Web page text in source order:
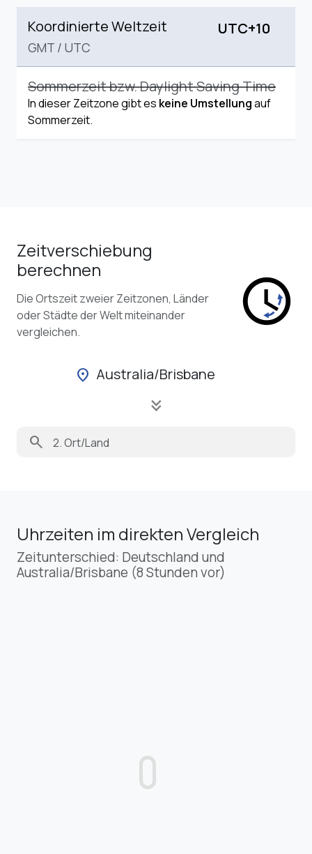
Koordinierte Weltzeit
GMT / UTC
UTC+10
Sommerzeit bzw. Daylight Saving Time
In dieser Zeitzone gibt es keine Umstellungauf
Sommerzeit.
Zeitverschiebung
berechnen
Die Ortszeit zweier Zeitzonen, Länder
oder Städte der Welt miteinander
vergleichen.
location_on Australia/Brisbane
keyboard_double_arrow_down
search
Uhrzeiten im direkten Vergleich
Zeitunterschied: Deutschland und
Australia/Brisbane (8 Stunden vor)